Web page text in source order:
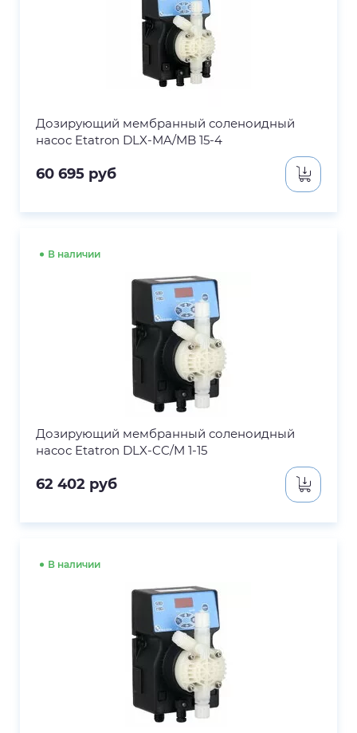
Дозирующий мембранный соленоидный
насос Etatron DLX-MA/MB 15-4
60 695 руб
В наличии
Дозирующий мембранный соленоидный
насос Etatron DLX-CC/M 1-15
62 402 руб
В наличии